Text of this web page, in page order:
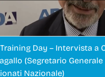
Day – Intervista a
(Segretario Generale
Nazionale)